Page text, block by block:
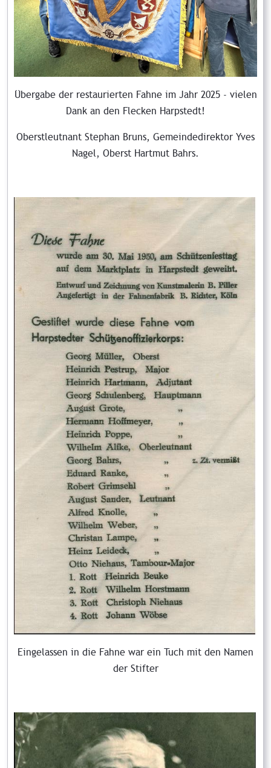
Übergabe der restaurierten Fahne im Jahr 2025 - vielen
Dank an den Flecken Harpstedt!
Oberstleutnant Stephan Bruns, Gemeindedirektor Yves
Nagel, Oberst Hartmut Bahrs.
Eingelassen in die Fahne war ein Tuch mit den Namen
der Stifter